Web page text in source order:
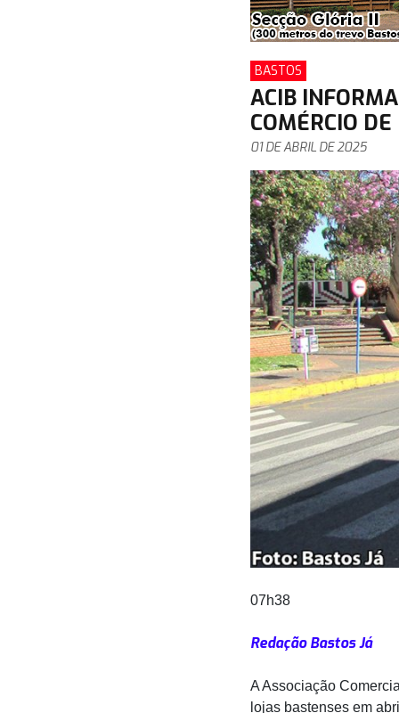
BASTOS
ACIB
COMÉRCIO
01 DE ABRIL DE 2025
07h38
Redação Bastos Já
A Associação
lojas bastenses em